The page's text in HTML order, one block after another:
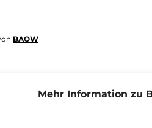
Mehr Information zu
BAOW